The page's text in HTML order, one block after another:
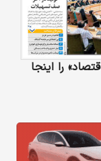
را اینجا